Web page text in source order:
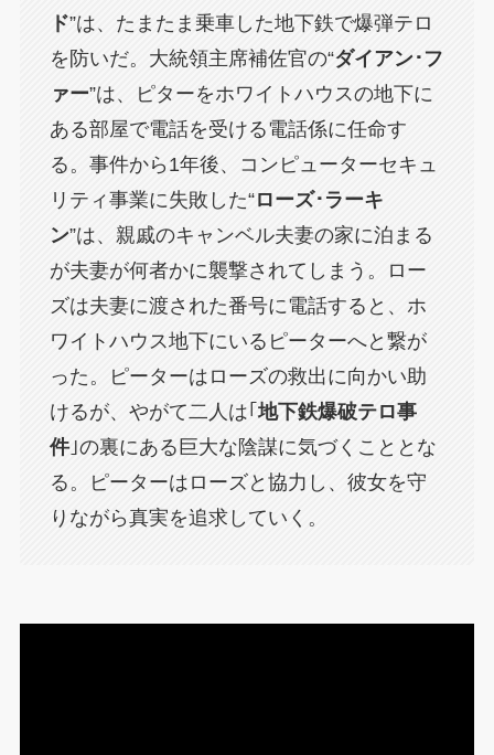
ド”は、たまたま乗車した地下鉄で爆弾テロ
を防いだ。大統領主席補佐官の“ダイアン･フ
ァー”は、ピターをホワイトハウスの地下に
ある部屋で電話を受ける電話係に任命す
る。事件から1年後、コンピューターセキュ
リティ事業に失敗した“ローズ･ラーキ
ン”は、親戚のキャンベル夫妻の家に泊まる
が夫妻が何者かに襲撃されてしまう。ロー
ズは夫妻に渡された番号に電話すると、ホ
ワイトハウス地下にいるピーターへと繋が
った。ピーターはローズの救出に向かい助
けるが、やがて二人は｢地下鉄爆破テロ事
件｣の裏にある巨大な陰謀に気づくこととな
る。ピーターはローズと協力し、彼女を守
りながら真実を追求していく。